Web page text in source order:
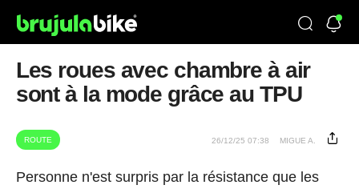
Les roues avec chambre à air
sont à la mode grâce au TPU
ROUTE 26/12/25 07:38 MIGUE A.
Personne n'est surpris par la résistance que les